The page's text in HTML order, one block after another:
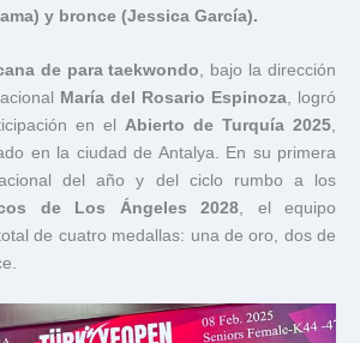
y bronce (Jessica García).
de para taekwondo , bajo la dirección
María del Rosario Espinoza , logró
en el Abierto de Turquía 2025
en la ciudad de Antalya. En su primera
del año y del ciclo rumbo a los
de Los Ángeles 2028 , el equipo
de cuatro medallas: una de oro, dos de